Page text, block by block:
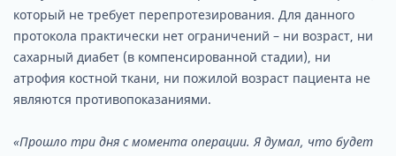
который не требует перепротезирования. Для данного
протокола практически нет ограничений – ни возраст, ни
сахарный диабет (в компенсированной стадии), ни
атрофия костной ткани, ни пожилой возраст пациента не
являются противопоказаниями.
«Прошло три дня с момента операции. Я думал, что будет